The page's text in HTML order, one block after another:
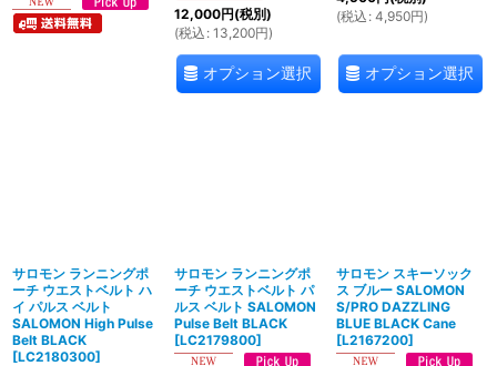
12,000円(税別)
(税込 : 13,200円)
オプション選択
(税込 : 4,950円)
オプション選択
サロモン ランニングポ
ーチ ウエストベルト ハ
イ パルス ベルト
SALOMON High Pulse
Belt BLACK
[LC2180300]
サロモン ランニングポ
ーチ ウエストベルト パ
ルス ベルト SALOMON
Pulse Belt BLACK
[LC2179800]
サロモン スキーソック
ス ブルー SALOMON
S/PRO DAZZLING
BLUE BLACK Cane
[L2167200]